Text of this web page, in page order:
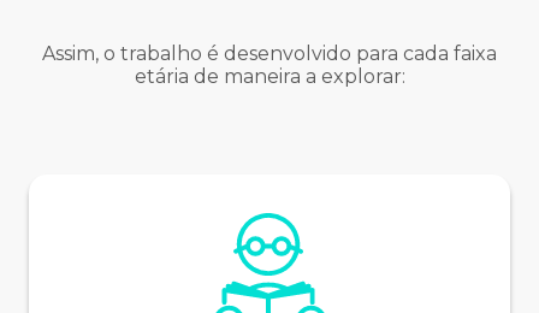
Assim, o trabalho é desenvolvido para cada faixa
etária de maneira a explorar: